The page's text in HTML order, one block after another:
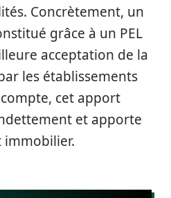
Concrètement, un
grâce à un PEL
acceptation de la
les établissements
cet apport
et apporte
immobilier.